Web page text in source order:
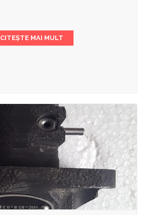
CITEȘTE MAI MULT